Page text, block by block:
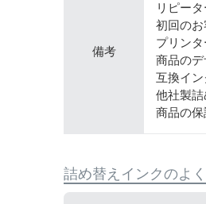
備考
リピー
初回のお
プリンタ
商品の
互換イン
他社製詰
商品の保
詰め替えインクのよ